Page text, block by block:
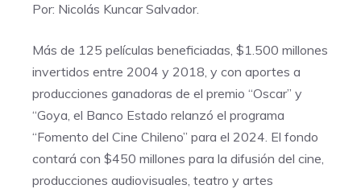
Por: Nicolás Kuncar Salvador.
Más de 125 películas beneficiadas, $1.500 millones
invertidos entre 2004 y 2018, y con aportes a
producciones ganadoras de el premio “Oscar” y
“Goya, el Banco Estado relanzó el programa
“Fomento del Cine Chileno” para el 2024. El fondo
contará con $450 millones para la difusión del cine,
producciones audiovisuales, teatro y artes